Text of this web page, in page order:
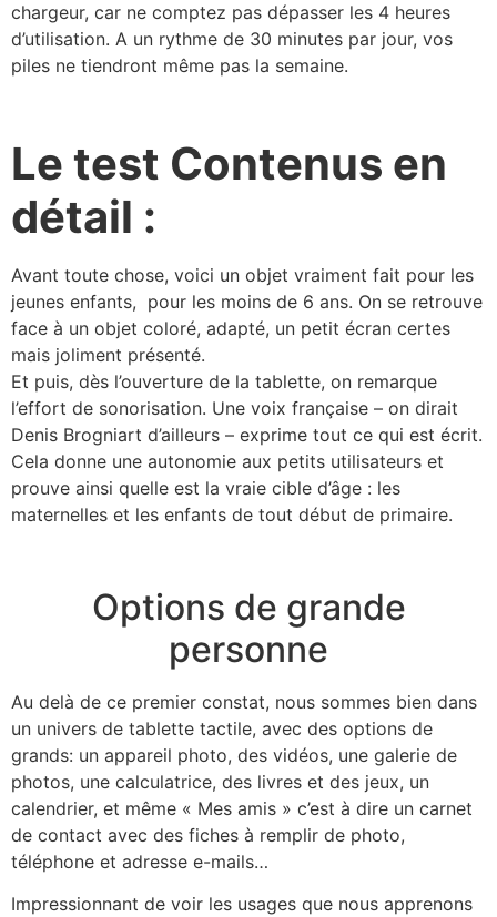
chargeur, car ne comptez pas dépasser les 4 heures
d’utilisation. A un rythme de 30 minutes par jour, vos
piles ne tiendront même pas la semaine.
Le test Contenus en
détail :
Avant toute chose, voici un objet vraiment fait pour les
jeunes enfants, pour les moins de 6 ans. On se retrouve
face à un objet coloré, adapté, un petit écran certes
mais joliment présenté.
Et puis, dès l’ouverture de la tablette, on remarque
l’effort de sonorisation. Une voix française – on dirait
Denis Brogniart d’ailleurs – exprime tout ce qui est écrit.
Cela donne une autonomie aux petits utilisateurs et
prouve ainsi quelle est la vraie cible d’âge : les
maternelles et les enfants de tout début de primaire.
Options de grande
personne
Au delà de ce premier constat, nous sommes bien dans
un univers de tablette tactile, avec des options de
grands: un appareil photo, des vidéos, une galerie de
photos, une calculatrice, des livres et des jeux, un
calendrier, et même « Mes amis » c’est à dire un carnet
de contact avec des fiches à remplir de photo,
téléphone et adresse e-mails…
Impressionnant de voir les usages que nous apprenons